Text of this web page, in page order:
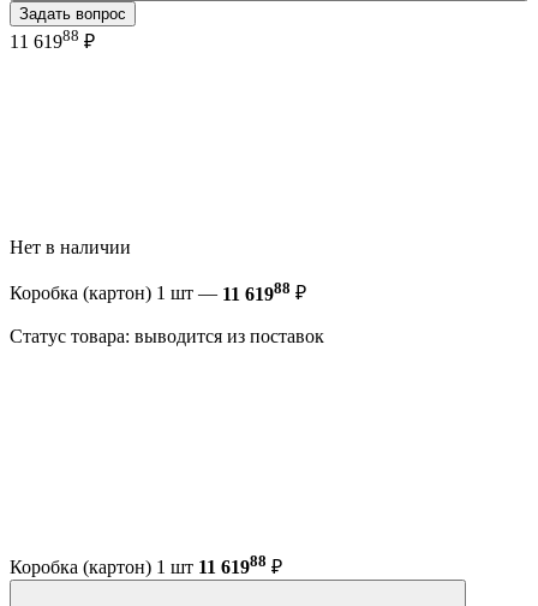
Задать вопрос
11 61988 ₽
Нет в наличии
Коробка (картон) 1 шт — 11 61988 ₽
Статус товара: выводится из поставок
Коробка (картон) 1 шт 11 61988 ₽